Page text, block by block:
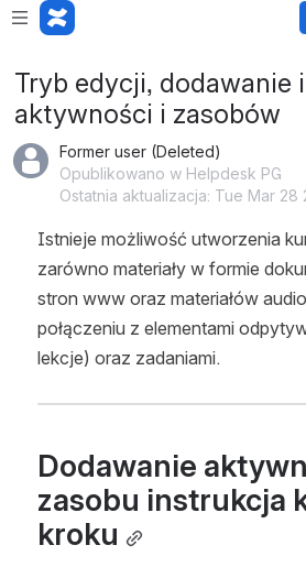
Tryb edycji, dodawanie
aktywności i zasobów
Former user (Deleted)
Opublikowano w Helpdesk PG
Ostatnia aktualizacja: Tue Mar 28
Istnieje możliwość utworzenia
zarówno materiały w formie
stron www oraz materiałów
połączeniu z elementami
lekcje) oraz zadaniami.
Dodawanie
zasobu instrukcja
kroku